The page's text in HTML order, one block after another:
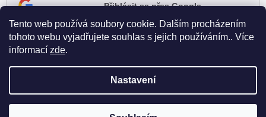
Tento web používá soubory cookie. Dalším procházením
tohoto webu vyjadřujete souhlas s jejich používáním.. Více
informací zde.
Nastavení
Přihlásit se přes Google
Přihlásit se přes Seznam
Vytvořil Shoptet